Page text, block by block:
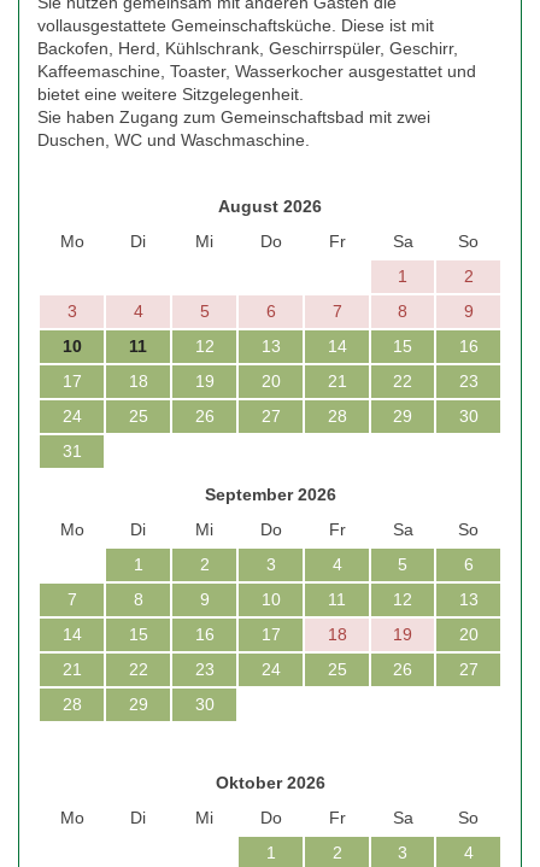
vollausgestattete Gemeinschaftsküche. Diese ist mit
Backofen, Herd, Kühlschrank, Geschirrspüler, Geschirr,
Kaffeemaschine, Toaster, Wasserkocher ausgestattet und
bietet eine weitere Sitzgelegenheit.
Sie haben Zugang zum Gemeinschaftsbad mit zwei
Duschen, WC und Waschmaschine.
August 2026
Mo
Di Mi Do Fr Sa
So
1
2
3
4 5 6 7 8
9
10
11 12 13 14 15
16
17
18 19 20 21 22
23
24
25 26 27 28 29
30
31
September 2026
Mo
Di Mi Do Fr Sa
So
1
2 3 4 5
6
7
8 9 10 11 12
13
14
15 16 17 18 19
20
21
22 23 24 25 26
27
28
29 30
Oktober 2026
Mo
Di Mi Do Fr Sa
So
1
2 3
4